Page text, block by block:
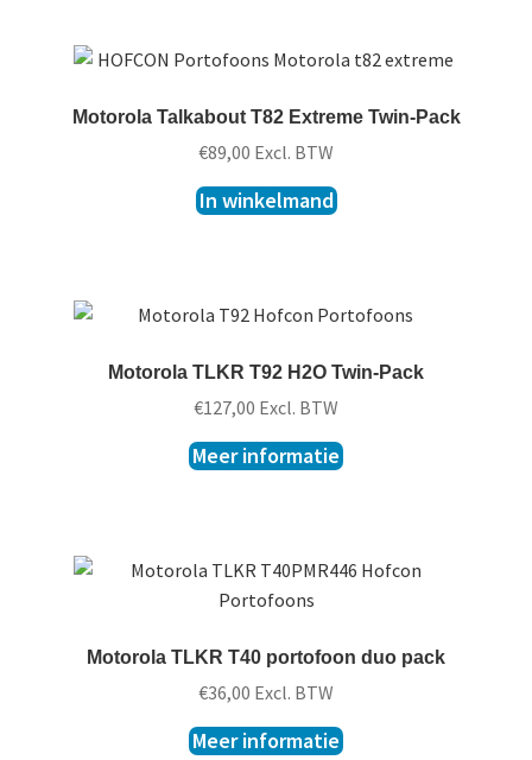
Motorola Talkabout T82 Extreme Twin-Pack
€89,00 Excl. BTW
In winkelmand
Motorola TLKR T92 H2O Twin-Pack
€127,00 Excl. BTW
Meer informatie
Motorola TLKR T40 portofoon duo pack
€36,00 Excl. BTW
Meer informatie